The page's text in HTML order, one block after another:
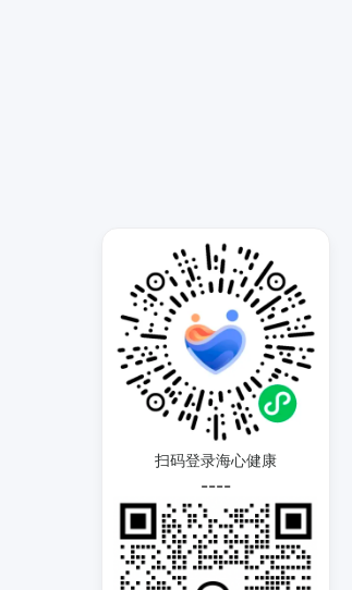
扫码登录海心健康
----